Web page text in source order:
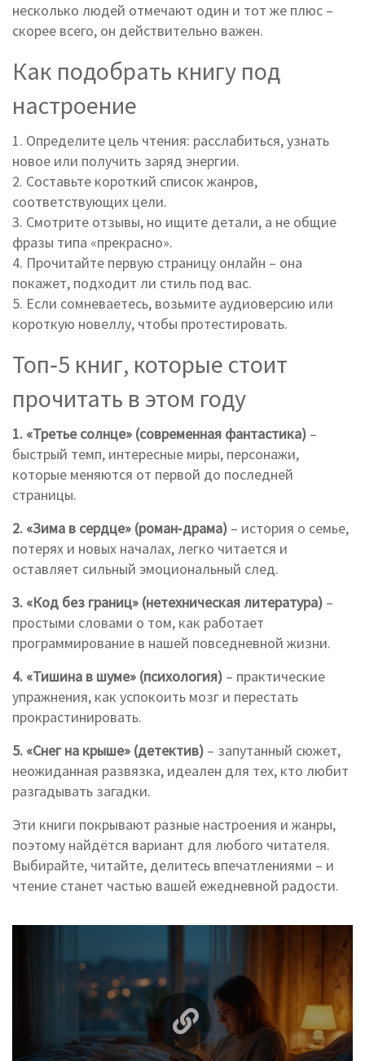
несколько людей отмечают один и тот же плюс –
скорее всего, он действительно важен.
Как подобрать книгу под
настроение
1. Определите цель чтения: расслабиться, узнать
новое или получить заряд энергии.
2. Составьте короткий список жанров,
соответствующих цели.
3. Смотрите отзывы, но ищите детали, а не общие
фразы типа «прекрасно».
4. Прочитайте первую страницу онлайн – она
покажет, подходит ли стиль под вас.
5. Если сомневаетесь, возьмите аудиоверсию или
короткую новеллу, чтобы протестировать.
Топ‑5 книг, которые стоит
прочитать в этом году
1. «Третье солнце» (современная фантастика) –
быстрый темп, интересные миры, персонажи,
которые меняются от первой до последней
страницы.
2. «Зима в сердце» (роман‑драма) – история о семье,
потерях и новых началах, легко читается и
оставляет сильный эмоциональный след.
3. «Код без границ» (нетехническая литература) –
простыми словами о том, как работает
программирование в нашей повседневной жизни.
4. «Тишина в шуме» (психология) – практические
упражнения, как успокоить мозг и перестать
прокрастинировать.
5. «Снег на крыше» (детектив) – запутанный сюжет,
неожиданная развязка, идеален для тех, кто любит
разгадывать загадки.
Эти книги покрывают разные настроения и жанры,
поэтому найдётся вариант для любого читателя.
Выбирайте, читайте, делитесь впечатлениями – и
чтение станет частью вашей ежедневной радости.